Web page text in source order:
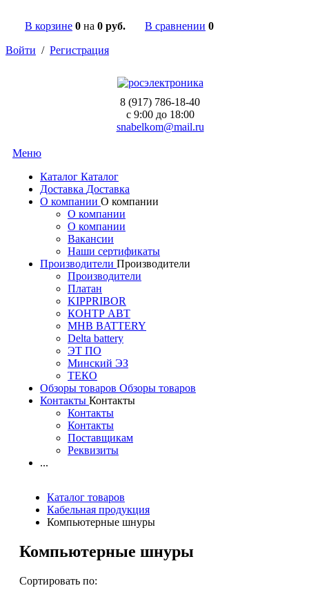
В корзине 0 на 0 руб. В сравнении 0
Войти / Регистрация
8 (917) 786-18-40
c 9:00 до 18:00
snabelkom@mail.ru
Меню
Каталог Каталог
Доставка Доставка
О компании О компании
О компании
О компании
Вакансии
Наши сертификаты
Производители Производители
Производители
Платан
KIPPRIBOR
КОНТР АВТ
MHB BATTERY
Delta battery
ЭT ПО
Минский ЭЗ
ТЕКО
Обзоры товаров Обзоры товаров
Контакты Контакты
Контакты
Контакты
Поставщикам
Реквизиты
...
Каталог товаров
Кабельная продукция
Компьютерные шнуры
Компьютерные шнуры
Сортировать по: